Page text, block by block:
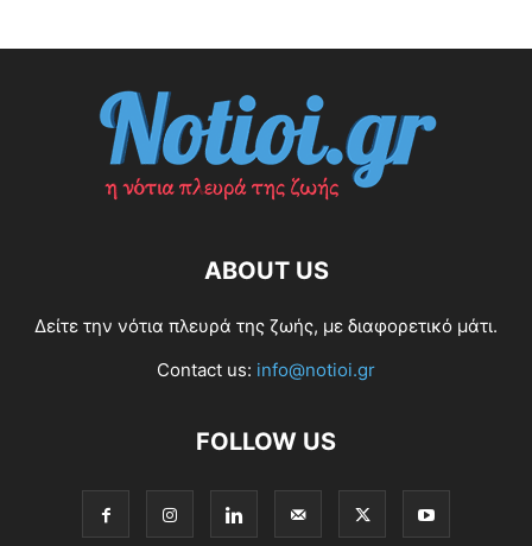
ABOUT US
Δείτε την νότια πλευρά της ζωής, με διαφορετικό μάτι.
Contact us: info@notioi.gr
FOLLOW US